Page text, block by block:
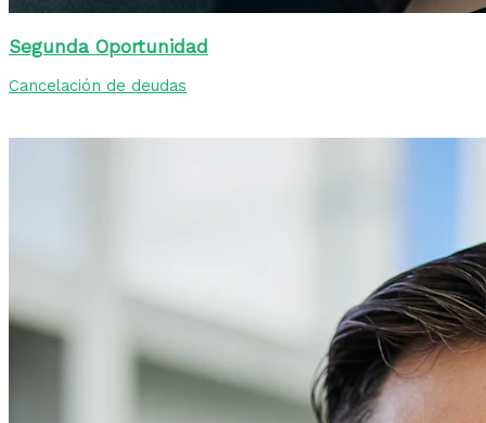
Segunda Oportunidad
Cancelación de deudas